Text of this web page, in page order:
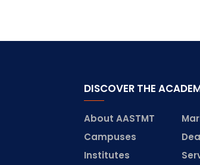
DISCOVER THE
About AASTMT
Campuses
Institutes